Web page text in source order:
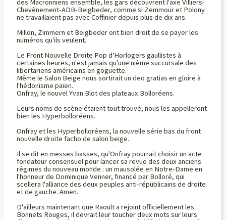
des Macronniens ensemble, les gars découvrent l'axe Villiers-
Chevènement-ADB-Beigbeder, comme si Zemmour et Polony
ne travaillaient pas avec Coffinier depuis plus de dix ans.
Millon, Zimmern et Beigbeder ont bien droit de se payer les
numéros qu'ils veulent.
Le Front Nouvelle Droite Pop d'Horlogers gaullistes à
certaines heures, n'est jamais qu'une nième succursale des
libertariens américains en goguette.
Même le Salon Beige nous sortirait un deo gratias en gloire à
l'hédonisme païen.
Onfray, le nouvel Yvan Blot des plateaux Bolloréens.
Leurs noms de scène étaient tout trouvé, nous les appelleront
bien les Hyperbolloréens.
Onfray et les Hyperbolloréens, la nouvelle série bas du front
nouvelle droite facho de salon beige.
Il se dit en messes basses, qu'Onfray pourrait choisir un acte
fondateur consensuel pour lancer sa revue des deux anciens
régimes du nouveau monde : un mausolée en Notre-Dame en
l'honneur de Dominique Venner, financé par Bolloré, qui
scellera l'alliance des deux peuples anti-républicains de droite
et de gauche. Amen.
D'ailleurs maintenant que Raoult a rejoint officiellement les
Bonnets Rouges, il devrait leur toucher deux mots sur leurs